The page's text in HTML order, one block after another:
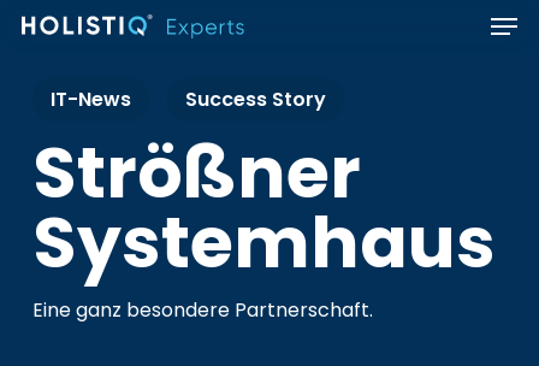
Skip
contentIT-News Success Story
Strößner
Systemhaus
Eine ganz besondere Partnerschaft.